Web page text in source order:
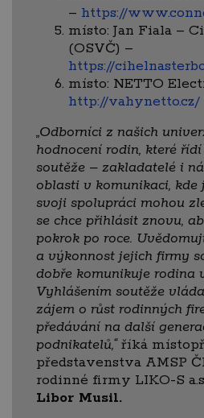
– https://
místo: Jan Fiala –
(OSVČ) –
https://
místo: NETTO
http://vahynetto.cz/
„Odborníci z našich
hodnocení rodin, které
soutěže – zakladatelé i
oblasti v komunikaci, kde
svoji spolupráci mohou
se chce přihlásit znovu,
pokrok po roce.
a výkonnost jejich firmy
dobře komunikuje rodina
Vyhlášením soutěže
zájem o růst rodinných
předávání na další
podnikatelů,“říká
představenstva AMSP
rodinné firmy LIKO-S
Libor Musil.